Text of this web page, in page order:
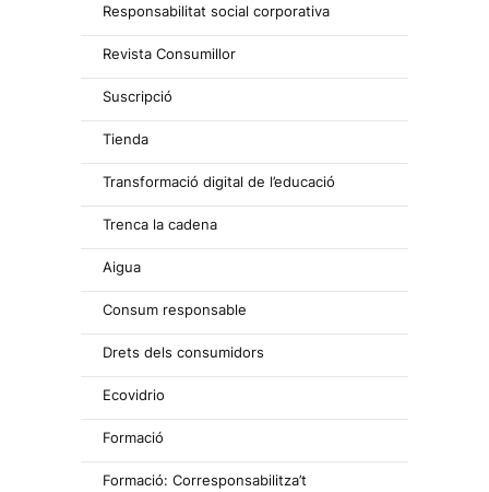
Responsabilitat social corporativa
Revista Consumillor
Suscripció
Tienda
Transformació digital de l’educació
Trenca la cadena
Aigua
Consum responsable
Drets dels consumidors
Ecovidrio
Formació
Formació: Corresponsabilitza’t